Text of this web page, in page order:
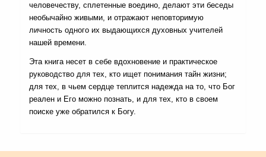
человечеству, сплетенные воедино, делают эти беседы
необычайно живыми, и отражают неповторимую
личность одного их выдающихся духовных учителей
нашей времени.
Эта книга несет в себе вдохновение и практическое
руководство для тех, кто ищет понимания тайн жизни;
для тех, в чьем сердце теплится надежда на то, что Бог
реален и Его можно познать, и для тех, кто в своем
поиске уже обратился к Богу.